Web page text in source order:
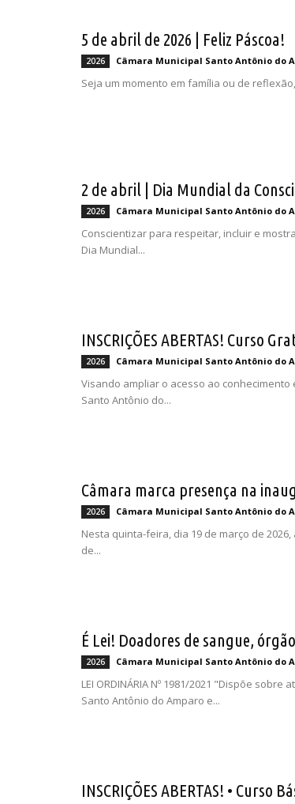
5 de abril de 2026 | Feliz Páscoa!
2026 Câmara Municipal Santo Antônio do
Seja um momento em família ou de
2 de abril | Dia Mundial da
2026 Câmara Municipal Santo Antônio do
Conscientizar para respeitar, incluir e
Dia Mundial...
INSCRIÇÕES ABERTAS! Curso
2026 Câmara Municipal Santo Antônio do
Visando ampliar o acesso ao
Santo Antônio do...
Câmara marca presença na
2026 Câmara Municipal Santo Antônio do
Nesta quinta-feira, dia 19 de março de
de...
É Lei! Doadores de sangue,
2026 Câmara Municipal Santo Antônio do
LEI ORDINÁRIA Nº 1981/2021 "Dispõe
Santo Antônio do Amparo e...
INSCRIÇÕES ABERTAS! •